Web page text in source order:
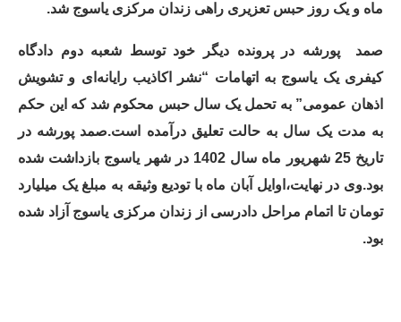
ماه و یک روز حبس تعزیری راهی زندان مرکزی یاسوج شد.
صمد
پورشه در پرونده دیگر خود توسط شعبه دوم دادگاه
کیفری یک یاسوج به اتهامات “نشر اکاذیب رایانه‌ای و تشویش
اذهان عمومی” به تحمل یک سال حبس محکوم شد که این حکم
به مدت یک سال به حالت تعلیق درآمده است.صمد پورشه در
تاریخ 25 شهریور ماه سال 1402 در شهر یاسوج بازداشت شده
بود.وی در نهایت،اوایل آبان ماه با تودیع وثیقه به مبلغ یک میلیارد
تومان تا اتمام مراحل دادرسی از زندان مرکزی یاسوج آزاد شده
بود.